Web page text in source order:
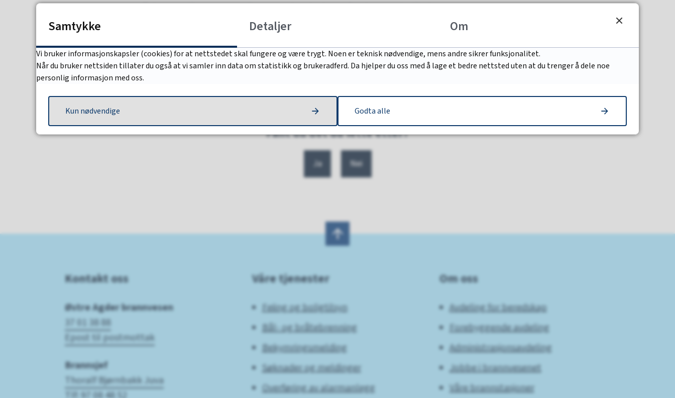
Det å være registrert som særskilt brannobjekt utløser ingen nye eller strengere krav til dere som
eier/bruker/virksomhet.
Sist endret 25.11.2024 13.01
Fant du det du lette etter?
Ja Nei
Kontakt oss
Østre Agder brannvesen
37 01 38 88
Epost til postmottak
Brannsjef
Thoralf Bjørnbakk Juva
Våre tjenester
Feiing og boligtilsyn
Bål- og bråtebrenning
Bekymringsmelding
Søknader og meldinger
Overføring av alarmanlegg
Om oss
Avdeling for beredskap
Forebyggende avdeling
Administrasjonsavdeling
Jobbe i brannvesenet
Våre brannstasjoner
Samtykke Detaljer Om
Vi bruker informasjonskapsler (cookies) for at nettstedet skal fungere og være trygt. Noen er teknisk nødvendige, mens andre sikrer funksjonalitet.
Når du bruker nettsiden tillater du også at vi samler inn data om statistikk og brukeradferd. Da hjelper du oss med å lage et bedre nettsted uten at du trenger å dele noe
personlig informasjon med oss.
Kun nødvendige Godta alle